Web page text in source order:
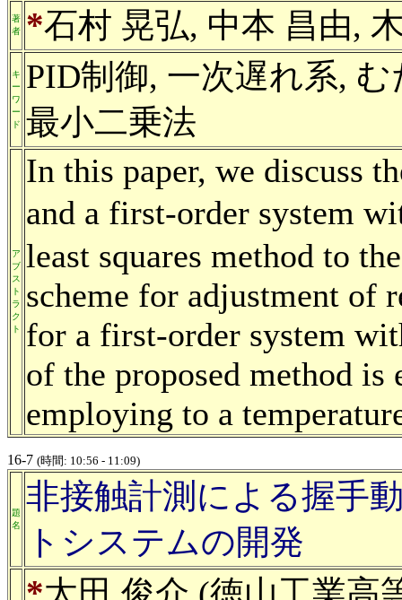
著
者
*石村 晃弘, 中本 昌由,
キ
ー
ワ
ー
ド
PID制御, 一次遅れ系,
最小二乗法
ア
ブ
ス
ト
ラ
ク
ト
In this paper, we discuss
and a first-order system
least squares method to
scheme for adjustment of
for a first-order system
of the proposed method
employing to a
16-7 (時間: 10:56 - 11:09)
題
名
非接触計測による握手
トシステムの開発